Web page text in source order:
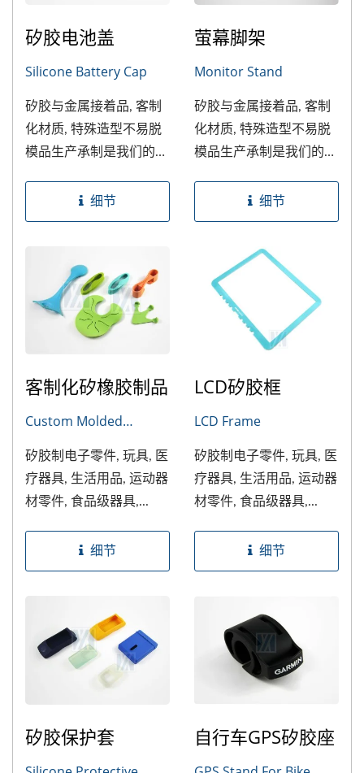
矽胶电池盖
Silicone Battery Cap
矽胶与金属接着品, 客制
化材质, 特殊造型不易脱
模品生产承制是我们的专
细节
萤幕脚架
Monitor Stand
矽胶与金属接着品, 客制
化材质, 特殊造型不易脱
模品生产承制是我们的专
细节
客制化矽橡胶制品
Custom Molded
矽胶制电子零件, 玩具, 医
疗器具, 生活用品, 运动器
材零件, 食品级器具,...
细节
LCD矽胶框
LCD Frame
矽胶制电子零件, 玩具, 医
疗器具, 生活用品, 运动器
材零件, 食品级器具,...
细节
矽胶保护套 自行车GPS矽胶座